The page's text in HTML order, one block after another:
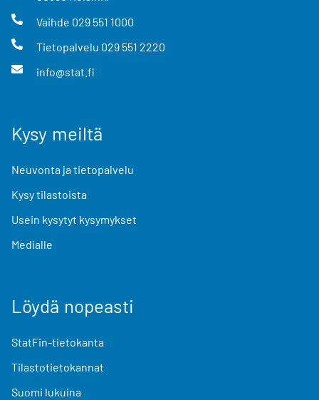
Vaihde 029 551 1000
Tietopalvelu 029 551 2220
info@stat.fi
Kysy meiltä
Neuvonta ja tietopalvelu
Kysy tilastoista
Usein kysytyt kysymykset
Medialle
Löydä nopeasti
StatFin-tietokanta
Tilastotietokannat
Suomi lukuina